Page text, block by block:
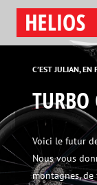
C’EST JULIAN, EN
TURBO
Voici le futur
Nous vous
montagnes,